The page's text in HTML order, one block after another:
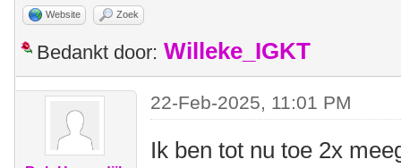
Website Zoek
Bedankt door: Willeke_IGKT
22-Feb-2025, 11:01 PM
Ik ben tot nu toe 2x